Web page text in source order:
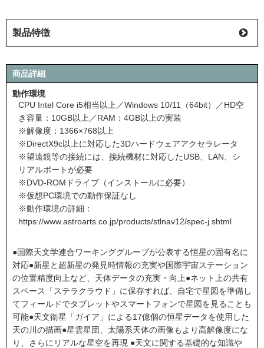
製品特徴
商品詳細
動作環境
CPU Intel Core i5相当以上／Windows 10/11（64bit）／HD空
き容量：10GB以上／RAM：4GB以上の実装
※解像度：1366×768以上
※DirectX9c以上に対応した3Dハードウェアアクセラレータ
※望遠鏡等の接続には、接続機材に対応したUSB、LAN、シ
リアルポートが必要
※DVD-ROMドライブ（インストールに必要）
※仮想PC環境での動作保証なし
※動作環境の詳細：
https://www.astroarts.co.jp/products/stlnav12/spec-j.shtml
●国際天文学連合ワーキンググループが公表する恒星の固有名に
対応●新星と超新星の発見時情報の充実や国際宇宙ステーション
の位置精度向上など、天体データの充実・向上●ネット上の共有
スペース「ステラクラウド」に保存すれば、自宅で星図を準備し
てフィールドでタブレットやスマートフォンで星図を見ることも
可能●天文衛星「ガイア」による17億個の恒星データを使用した
天の川の描画●星雲星団、太陽系天体の画像もより高解像度にな
り、さらにリアルな星空を再現 ●天文に関する基礎的な知識や